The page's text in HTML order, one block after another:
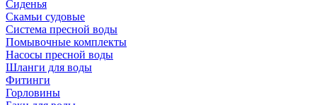
Сиденья
Скамьи судовые
Система пресной воды
Помывочные комплекты
Насосы пресной воды
Шланги для воды
Фитинги
Горловины